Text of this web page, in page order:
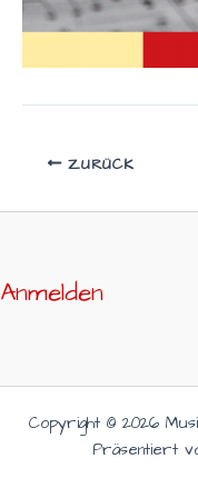
ZURÜCK
Anmelden
Copyright © 2026
Präsentiert